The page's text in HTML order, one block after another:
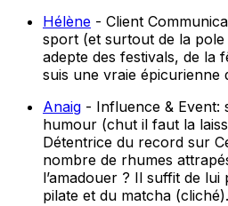
Hélène - Client
sport (et surtout de la pole
adepte des festivals, de la
suis une vraie épicurienne
Anaig - Influence &
humour (chut il faut la
Détentrice du record sur
nombre de rhumes
l’amadouer ? Il suffit de
pilate et du matcha (cliché).